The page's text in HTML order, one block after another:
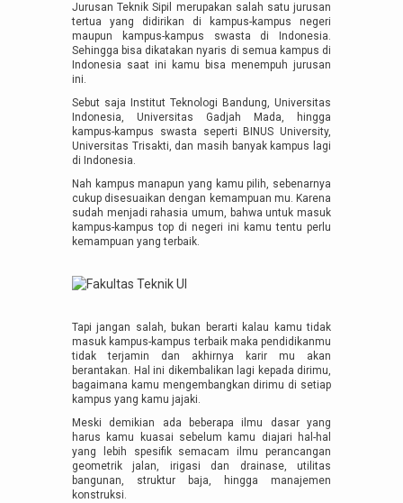
Jurusan Teknik Sipil merupakan salah satu jurusan
tertua yang didirikan di kampus-kampus negeri
maupun kampus-kampus swasta di Indonesia.
Sehingga bisa dikatakan nyaris di semua kampus di
Indonesia saat ini kamu bisa menempuh jurusan
ini.
Sebut saja Institut Teknologi Bandung, Universitas
Indonesia, Universitas Gadjah Mada, hingga
kampus-kampus swasta seperti BINUS University,
Universitas Trisakti, dan masih banyak kampus lagi
di Indonesia.
Nah kampus manapun yang kamu pilih, sebenarnya
cukup disesuaikan dengan kemampuan mu. Karena
sudah menjadi rahasia umum, bahwa untuk masuk
kampus-kampus top di negeri ini kamu tentu perlu
kemampuan yang terbaik.
Tapi jangan salah, bukan berarti kalau kamu tidak
masuk kampus-kampus terbaik maka pendidikanmu
tidak terjamin dan akhirnya karir mu akan
berantakan. Hal ini dikembalikan lagi kepada dirimu,
bagaimana kamu mengembangkan dirimu di setiap
kampus yang kamu jajaki.
Meski demikian ada beberapa ilmu dasar yang
harus kamu kuasai sebelum kamu diajari hal-hal
yang lebih spesifik semacam ilmu perancangan
geometrik jalan, irigasi dan drainase, utilitas
bangunan, struktur baja, hingga manajemen
konstruksi.